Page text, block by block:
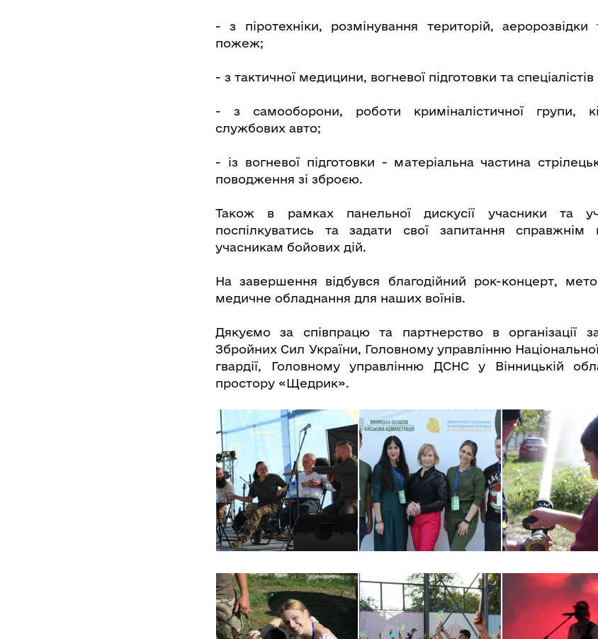
- з піротехніки, розмінування територій, аеророзвідки
пожеж;
- з тактичної медицини, вогневої підготовки та
- з самооборони, роботи криміналістичної групи,
службових авто;
- із вогневої підготовки - матеріальна частина
поводження зі зброєю.
Також в рамках панельної дискусії учасники та
поспілкуватись та задати свої запитання справжнім
учасникам бойових дій.
На завершення відбувся благодійний рок-концерт,
медичне обладнання для наших воїнів.
Дякуємо за співпрацю та партнерство в організації
Збройних Сил України, Головному управлінню Національної
гвардії, Головному управлінню ДСНС у Вінницькій
простору «Щедрик».